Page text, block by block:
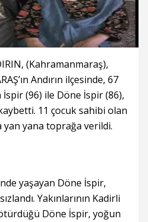
(Kahramanmaraş),
Andırın ilçesinde, 67
İspir (96) ile Döne İspir (86),
11 çocuk sahibi olan
yan yana toprağa verildi.
yaşayan Döne İspir,
Yakınlarının Kadirli
Döne İspir, yoğun